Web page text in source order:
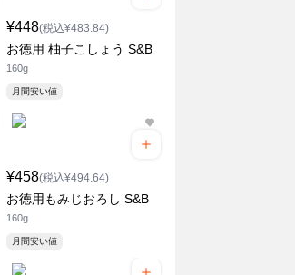
¥448(税込¥483.84)
お徳用 柚子こしょう S&B
160g
月間安い値
¥458(税込¥494.64)
お徳用もみじおろし S&B
160g
月間安い値